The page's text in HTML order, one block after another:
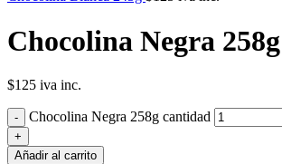
Chocolina Negra 258g
$125 iva inc.
Chocolina Negra 258g cantidad
Añadir al carrito